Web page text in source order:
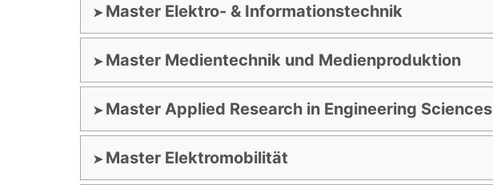
Master Elektro- & Informationstechnik
Master Medientechnik und Medienproduktion
Master Applied Research in Engineering Sciences
Master Elektromobilität